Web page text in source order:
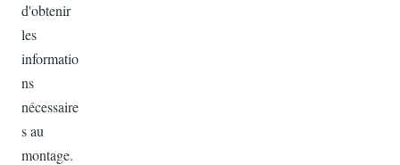
d'obtenir
les
informatio
ns
nécessaire
s au
montage.